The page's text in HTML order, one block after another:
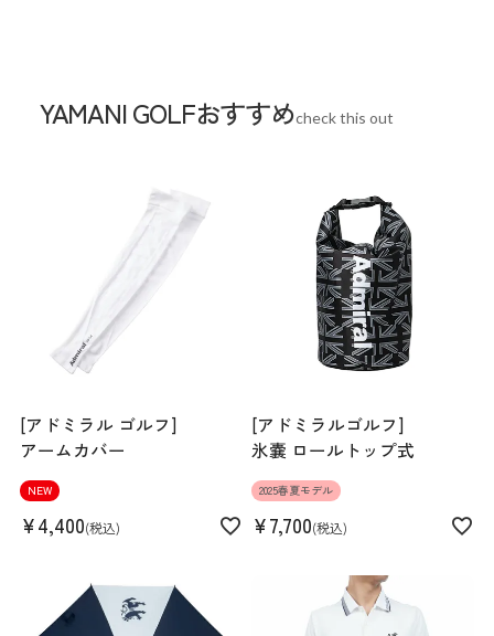
ポリエステル100%
中国
吸水速乾、UVカット
YAMANI GOLFおすすめcheck this out
[アドミラル ゴルフ]
アームカバー
NEW
¥4,400 税込
[アドミラルゴルフ]
氷嚢 ロールトップ式
2025春夏モデル
¥7,700 税込